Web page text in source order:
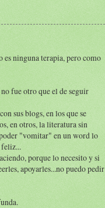
es ninguna terapia, pero como
fue otro que el de seguir
sus blogs, en los que se
en otros, la literatura sin
"vomitar" en un word lo
feliz...
porque lo necesito y si
apoyarles...no puedo pedir